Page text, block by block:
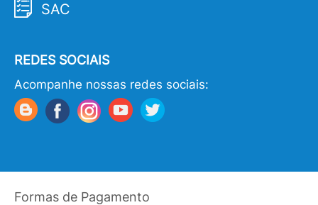
SAC
REDES SOCIAIS
Acompanhe nossas redes sociais:
Formas de Pagamento